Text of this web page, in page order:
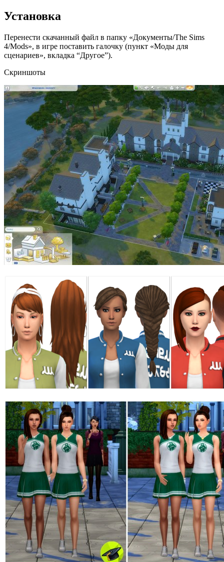
Установка
Перенести скачанный файл в папку «Документы/The Sims
4/Mods», в игре поставить галочку (пункт «Моды для
сценариев», вкладка “Другое”).
Скриншоты